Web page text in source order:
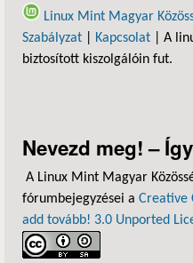
Linux Mint Magyar
Szabályzat
Kapcsolat | A
biztosított kiszolgálóin fut.
Nevezd meg! –
A Linux Mint Magyar
fórumbejegyzései a Creative
add tovább! 3.0 Unported